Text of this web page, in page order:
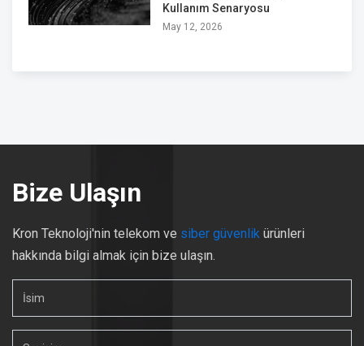
Kullanım Senaryosu
May 12, 2026
Bize Ulaşın
Kron Teknoloji'nin telekom ve siber güvenlik ürünleri
hakkında bilgi almak için bize ulaşın.